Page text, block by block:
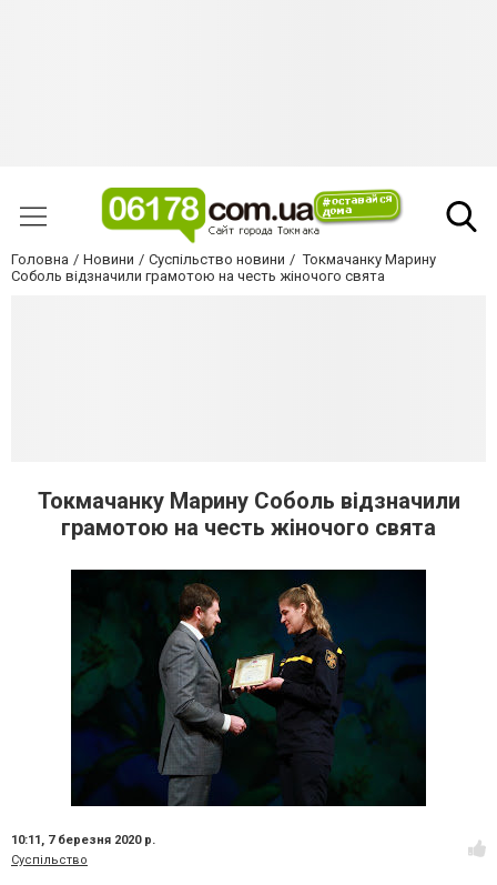
Головна Новини Суспільство новини
Токмачанку Марину
Соболь відзначили грамотою на честь жіночого свята
Токмачанку Марину Соболь відзначили
грамотою на честь жіночого свята
10:11, 7 березня 2020 р.
Суспільство